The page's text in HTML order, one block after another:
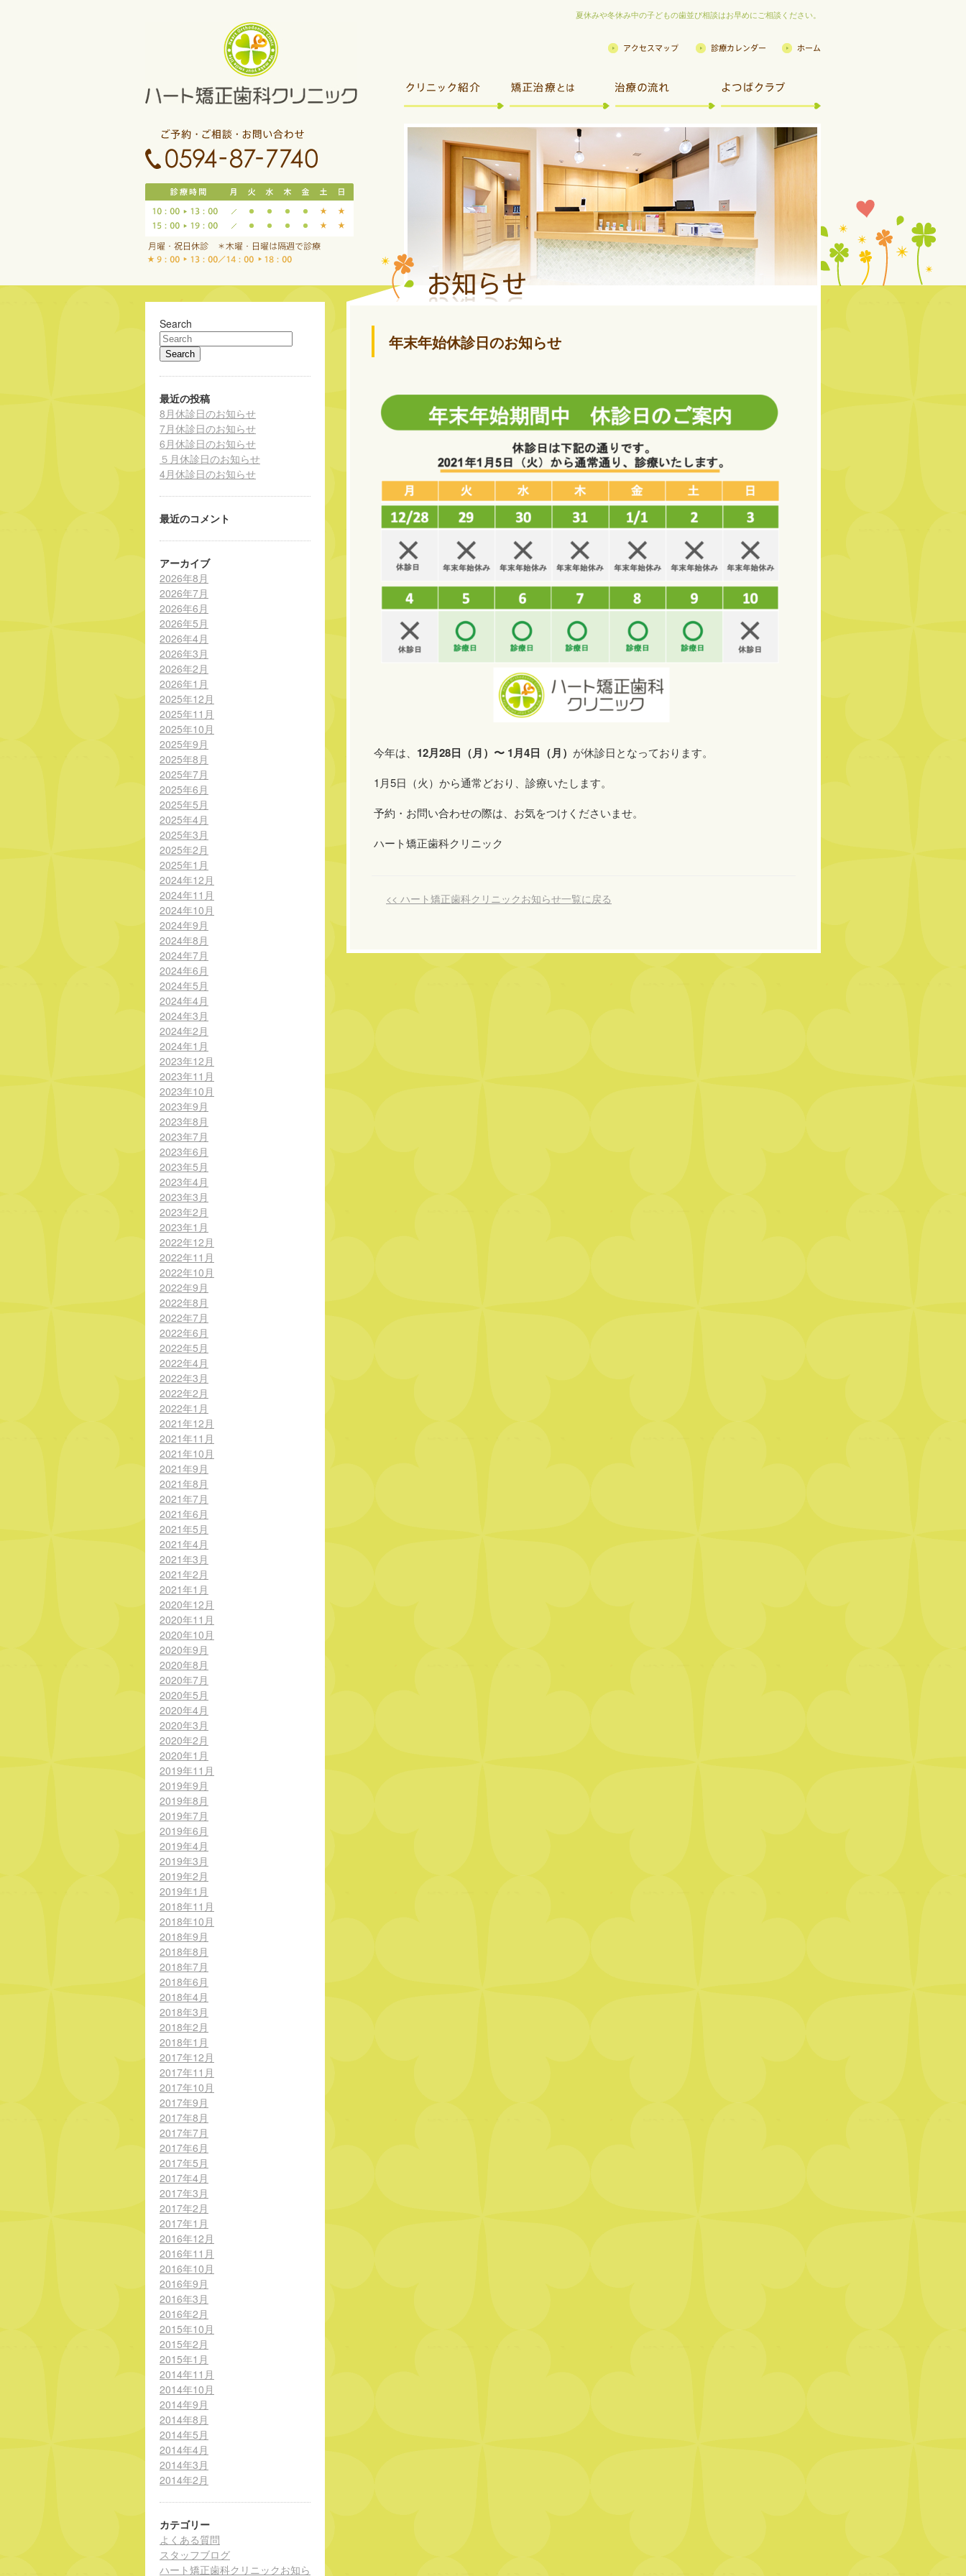
夏休みや冬休み中の子どもの歯並び相談はお早めにご相談ください。
年末年始休診日のお知らせ
今年は、 12月28日（月）〜 1月4日（月） が休診日となっております。
1月5日（火）から通常どおり、診療いたします。
予約・お問い合わせの際は、お気をつけくださいませ。
ハート矯正歯科クリニック
<< ハート矯正歯科クリニックお知らせ一覧に戻る
Search
最近の投稿
8月休診日のお知らせ
7月休診日のお知らせ
6月休診日のお知らせ
５月休診日のお知らせ
4月休診日のお知らせ
最近のコメント
アーカイブ
2026年8月
2026年7月
2026年6月
2026年5月
2026年4月
2026年3月
2026年2月
2026年1月
2025年12月
2025年11月
2025年10月
2025年9月
2025年8月
2025年7月
2025年6月
2025年5月
2025年4月
2025年3月
2025年2月
2025年1月
2024年12月
2024年11月
2024年10月
2024年9月
2024年8月
2024年7月
2024年6月
2024年5月
2024年4月
2024年3月
2024年2月
2024年1月
2023年12月
2023年11月
2023年10月
2023年9月
2023年8月
2023年7月
2023年6月
2023年5月
2023年4月
2023年3月
2023年2月
2023年1月
2022年12月
2022年11月
2022年10月
2022年9月
2022年8月
2022年7月
2022年6月
2022年5月
2022年4月
2022年3月
2022年2月
2022年1月
2021年12月
2021年11月
2021年10月
2021年9月
2021年8月
2021年7月
2021年6月
2021年5月
2021年4月
2021年3月
2021年2月
2021年1月
2020年12月
2020年11月
2020年10月
2020年9月
2020年8月
2020年7月
2020年5月
2020年4月
2020年3月
2020年2月
2020年1月
2019年11月
2019年9月
2019年8月
2019年7月
2019年6月
2019年4月
2019年3月
2019年2月
2019年1月
2018年11月
2018年10月
2018年9月
2018年8月
2018年7月
2018年6月
2018年4月
2018年3月
2018年2月
2018年1月
2017年12月
2017年11月
2017年10月
2017年9月
2017年8月
2017年7月
2017年6月
2017年5月
2017年4月
2017年3月
2017年2月
2017年1月
2016年12月
2016年11月
2016年10月
2016年9月
2016年3月
2016年2月
2015年10月
2015年2月
2015年1月
2014年11月
2014年10月
2014年9月
2014年8月
2014年5月
2014年4月
2014年3月
2014年2月
カテゴリー
よくある質問
スタッフブログ
ハート矯正歯科クリニックお知ら